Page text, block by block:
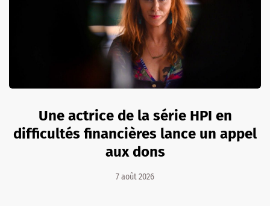
Une actrice de la série HPI en
difficultés financières lance un appel
aux dons
7 août 2026